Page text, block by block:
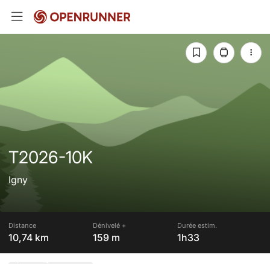
T2026-10K
Igny
Distance
10,74 km
Dénivelé +
159 m
Durée estim.
1h33